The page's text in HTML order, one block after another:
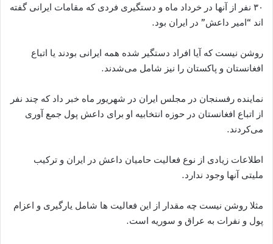
۳۰ نفر از آنها در خرداد ماه و دستگیری فردی که مقامات ایرانی گفته
اند “امیر داعش” در ایران بود.
روشن نیست که آیا افراد دستگیر شده همه ایرانی بودند یا اتباع
افغانستان و پاکستان را نیز شامل می‌شدند.
نماینده رفسنجان در مجلس ایران در شهریور ماه خبر داد که چند نفر
از اتباع افغانستان در حوزه انتخابیه او برای داعش پول جمع آوری
می‌کردند.
اطلاعات زیادی از نوع فعالیت حامیان داعش در ایران و ترکیب
ملیتی آنها وجود ندارد.
مثلا روشن نیست چه مقدار از این فعالیت ها شامل یارگیری و اعزام
پول و نفرات به عراق و سوریه است.